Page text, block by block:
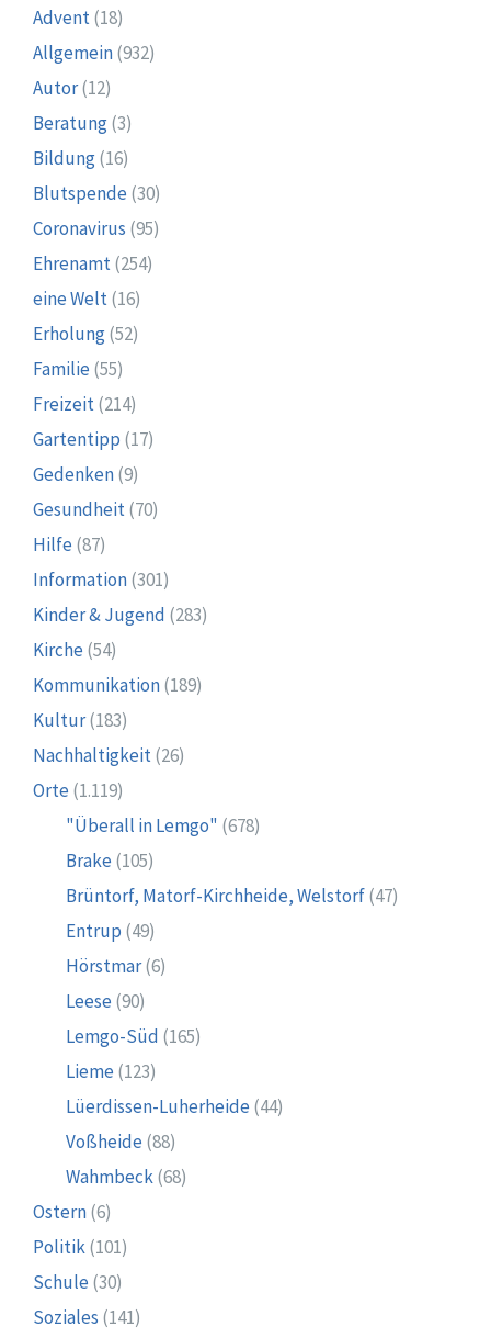
Advent(18)
Allgemein(932)
Autor(12)
Beratung(3)
Bildung(16)
Blutspende (30)
Coronavirus (95)
Ehrenamt(254)
eine Welt(16)
Erholung(52)
Familie (55)
Freizeit(214)
Gartentipp (17)
Gedenken(9)
Gesundheit(70)
Hilfe (87)
Information(301)
Kinder & Jugend (283)
Kirche (54)
Kommunikation(189)
Kultur(183)
Nachhaltigkeit(26)
Orte (1.119)
"Überall in Lemgo" (678)
Brake (105)
Brüntorf, Matorf-Kirchheide, Welstorf(47)
Entrup (49)
Hörstmar(6)
Leese (90)
Lemgo-Süd (165)
Lieme (123)
Lüerdissen-Luherheide (44)
Voßheide (88)
Wahmbeck(68)
Ostern(6)
Politik(101)
Schule (30)
Soziales (141)